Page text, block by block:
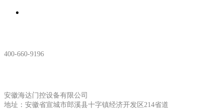
400-660-9196
安徽海达门控设备有限公司
地址：安徽省宣城市郎溪县十字镇经济开发区214省道